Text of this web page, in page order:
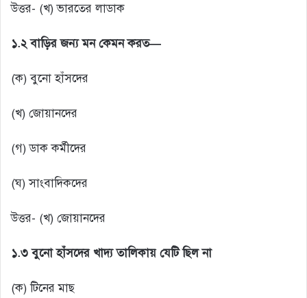
উত্তর- (খ) ভারতের লাডাক
১.২ বাড়ির জন্য মন কেমন করত—
(ক) বুনো হাঁসদের
(খ) জোয়ানদের
(গ) ডাক কর্মীদের
(ঘ) সাংবাদিকদের
উত্তর- (খ) জোয়ানদের
১.৩ বুনো হাঁসদের খাদ্য তালিকায় যেটি ছিল না
(ক) টিনের মাছ